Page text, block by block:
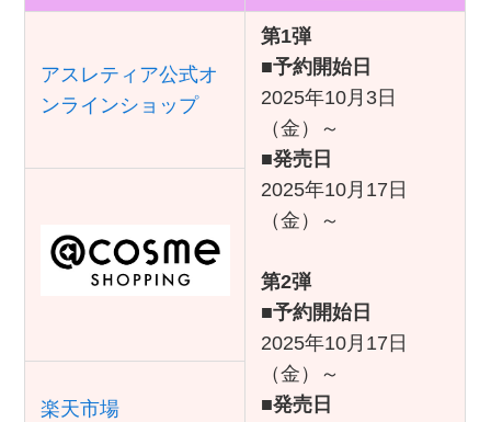
アスレティア公式オ
ンラインショップ
第1弾
■予約開始日
2025年10月3日
（金）～
■発売日
2025年10月17日
（金）～
第2弾
■予約開始日
2025年10月17日
（金）～
■発売日
楽天市場